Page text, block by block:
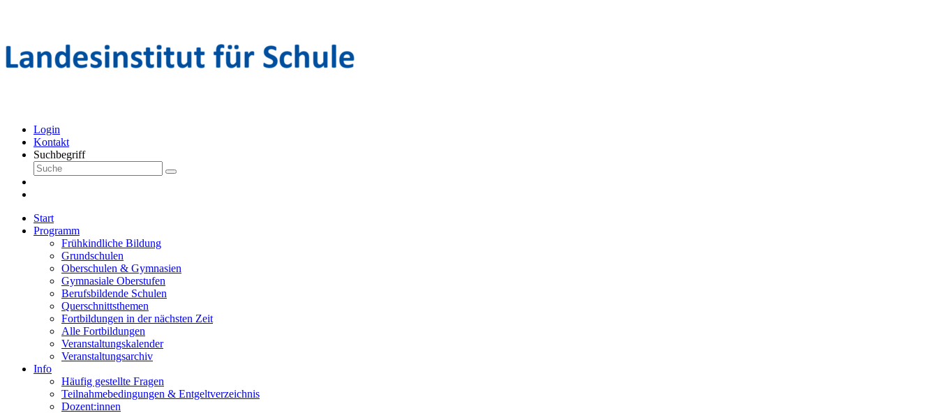
Login
Kontakt
Suchbegriff
Start
Programm
Frühkindliche Bildung
Grundschulen
Oberschulen & Gymnasien
Gymnasiale Oberstufen
Berufsbildende Schulen
Querschnittsthemen
Fortbildungen in der nächsten Zeit
Alle Fortbildungen
Veranstaltungskalender
Veranstaltungsarchiv
Info
Häufig gestellte Fragen
Teilnahmebedingungen & Entgeltverzeichnis
Dozent:innen